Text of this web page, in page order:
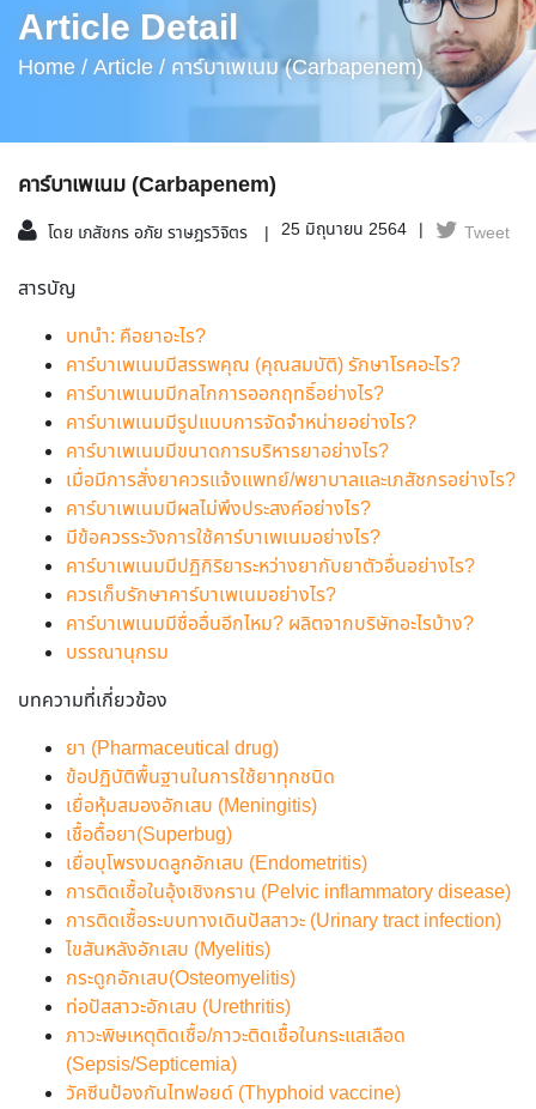
Article Detail
Home /Article / คาร์บาเพเนม (Carbapenem)
คาร์บาเพเนม (Carbapenem)
โดย เภสัชกร อภัย ราษฎรวิจิตร 25 มิถุนายน 2564 Tweet
สารบัญ
บทนำ: คือยาอะไร?
คาร์บาเพเนมมีสรรพคุณ (คุณสมบัติ) รักษาโรคอะไร?
คาร์บาเพเนมมีกลไกการออกฤทธิ์อย่างไร?
คาร์บาเพเนมมีรูปแบบการจัดจำหน่ายอย่างไร?
คาร์บาเพเนมมีขนาดการบริหารยาอย่างไร?
เมื่อมีการสั่งยาควรแจ้งแพทย์/พยาบาลและเภสัชกรอย่างไร?
คาร์บาเพเนมมีผลไม่พึงประสงค์อย่างไร?
มีข้อควรระวังการใช้คาร์บาเพเนมอย่างไร?
คาร์บาเพเนมมีปฏิกิริยาระหว่างยากับยาตัวอื่นอย่างไร?
ควรเก็บรักษาคาร์บาเพเนมอย่างไร?
คาร์บาเพเนมมีชื่ออื่นอีกไหม? ผลิตจากบริษัทอะไรบ้าง?
บรรณานุกรม
บทความที่เกี่ยวข้อง
ยา (Pharmaceutical drug)
ข้อปฏิบัติพื้นฐานในการใช้ยาทุกชนิด
เยื่อหุ้มสมองอักเสบ (Meningitis)
เชื้อดื้อยา(Superbug)
เยื่อบุโพรงมดลูกอักเสบ (Endometritis)
การติดเชื้อในอุ้งเชิงกราน (Pelvic inflammatory disease)
การติดเชื้อระบบทางเดินปัสสาวะ (Urinary tract infection)
ไขสันหลังอักเสบ (Myelitis)
กระดูกอักเสบ(Osteomyelitis)
ท่อปัสสาวะอักเสบ (Urethritis)
ภาวะพิษเหตุติดเชื้อ/ภาวะติดเชื้อในกระแสเลือด
(Sepsis/Septicemia)
วัคซีนป้องกันไทฟอยด์ (Thyphoid vaccine)